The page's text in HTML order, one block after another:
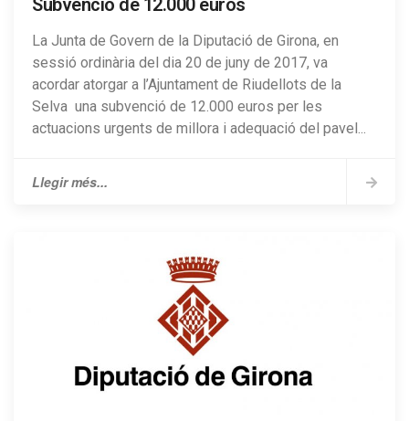
Subvenció de 12.000 euros
La Junta de Govern de la Diputació de Girona, en
sessió ordinària del dia 20 de juny de 2017, va
acordar atorgar a l’Ajuntament de Riudellots de la
Selva una subvenció de 12.000 euros per les
actuacions urgents de millora i adequació del pavel...
Llegir més...